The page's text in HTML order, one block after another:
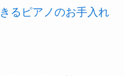
るピアノのお手入れ